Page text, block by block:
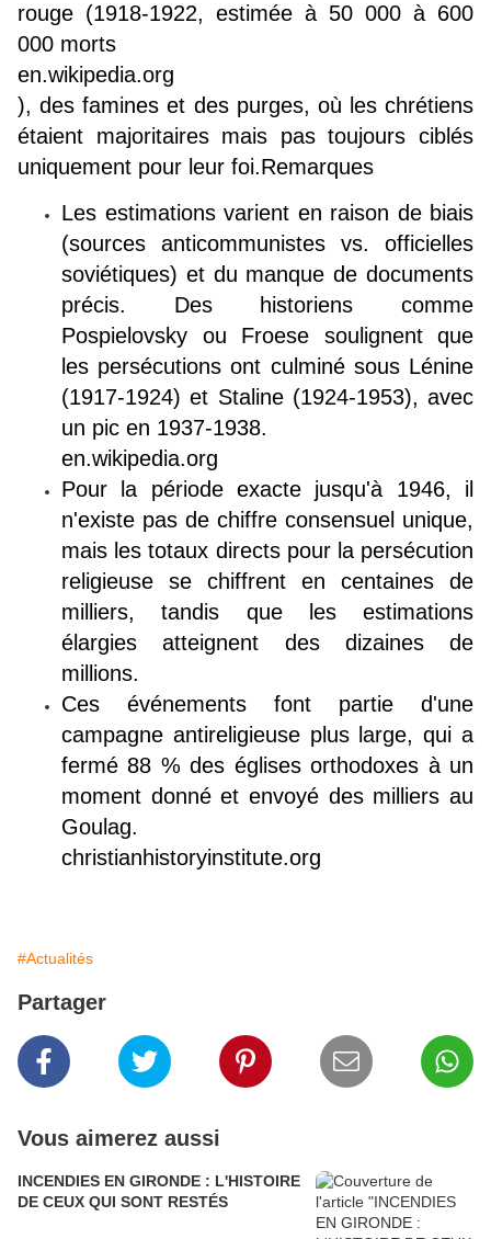
rouge (1918-1922, estimée à 50 000 à 600
000 morts
en.wikipedia.org
), des famines et des purges, où les chrétiens
étaient majoritaires mais pas toujours ciblés
uniquement pour leur foi.Remarques
Les estimations varient en raison de biais
(sources anticommunistes vs. officielles
soviétiques) et du manque de documents
précis. Des historiens comme
Pospielovsky ou Froese soulignent que
les persécutions ont culminé sous Lénine
(1917-1924) et Staline (1924-1953), avec
un pic en 1937-1938.
en.wikipedia.org
Pour la période exacte jusqu'à 1946, il
n'existe pas de chiffre consensuel unique,
mais les totaux directs pour la persécution
religieuse se chiffrent en centaines de
milliers, tandis que les estimations
élargies atteignent des dizaines de
millions.
Ces événements font partie d'une
campagne antireligieuse plus large, qui a
fermé 88 % des églises orthodoxes à un
moment donné et envoyé des milliers au
Goulag.
christianhistoryinstitute.org
#Actualités
Partager
Vous aimerez aussi
INCENDIES EN GIRONDE : L'HISTOIRE
DE CEUX QUI SONT RESTÉS